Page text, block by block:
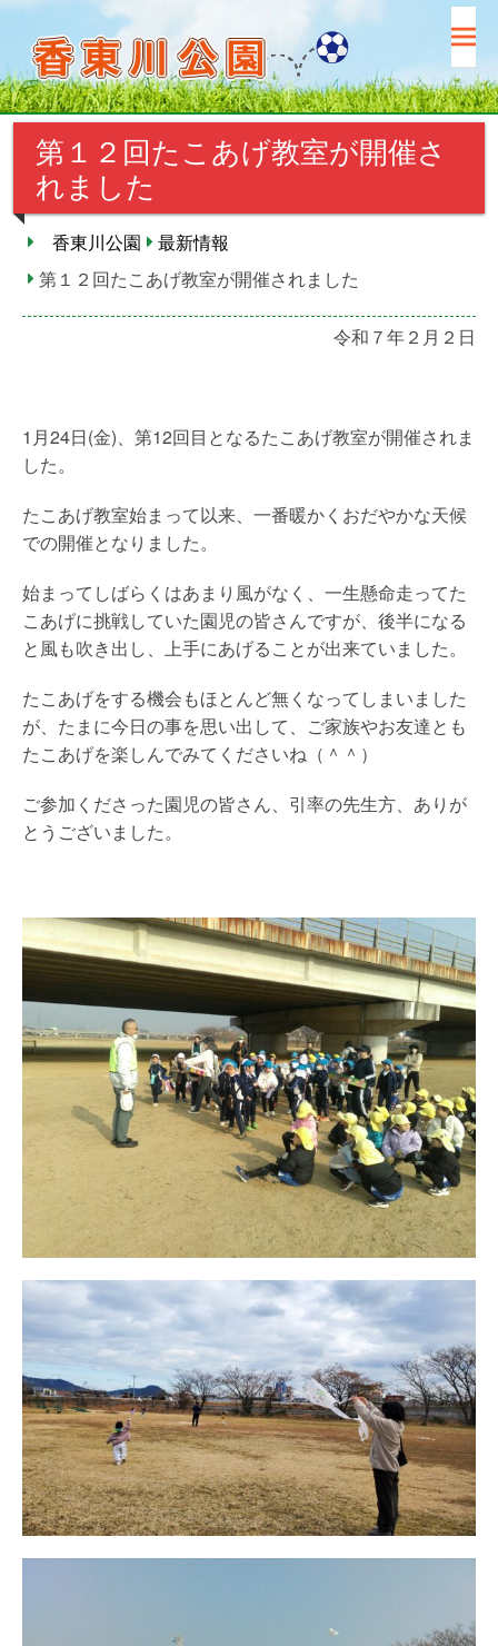
コ
テ
ン
ツ
キ
第１２回たこあげ教室が開催さ
れました
香東川公園
最新情報
第１２回たこあげ教室が開催されました
令和７年２月２日
1月24日(金)、第12回目となるたこあげ教室が開催されま
した。
たこあげ教室始まって以来、一番暖かくおだやかな天候
での開催となりました。
始まってしばらくはあまり風がなく、一生懸命走ってた
こあげに挑戦していた園児の皆さんですが、後半になる
と風も吹き出し、上手にあげることが出来ていました。
たこあげをする機会もほとんど無くなってしまいました
が、たまに今日の事を思い出して、ご家族やお友達とも
たこあげを楽しんでみてくださいね（＾＾）
ご参加くださった園児の皆さん、引率の先生方、ありが
とうございました。